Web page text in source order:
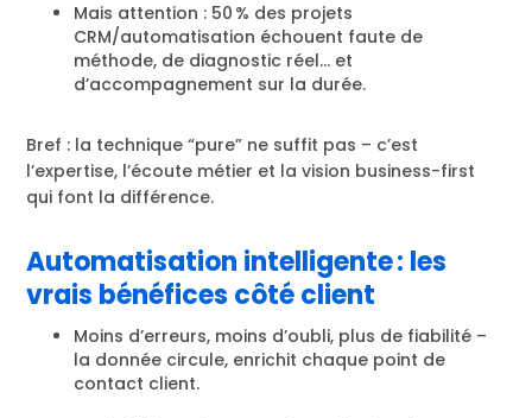
Mais attention : 50 % des projets
CRM/automatisation échouent faute de
méthode, de diagnostic réel… et
d’accompagnement sur la durée.
Bref : la technique “pure” ne suffit pas – c’est
l’expertise, l’écoute métier et la vision business-first
qui font la différence.
Automatisation intelligente : les
vrais bénéfices côté client
Moins d’erreurs, moins d’oubli, plus de fiabilité –
la donnée circule, enrichit chaque point de
contact client.